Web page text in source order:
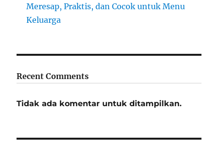
Meresap, Praktis, dan Cocok untuk Menu
Keluarga
Recent Comments
Tidak ada komentar untuk ditampilkan.